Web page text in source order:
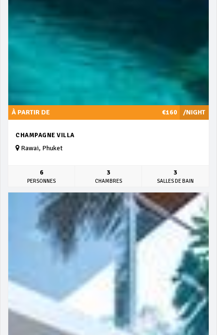
/NIGHT
À PARTIR DE €160
CHAMPAGNE VILLA
Rawai, Phuket
6
PERSONNES
3
CHAMBRES
3
SALLES DE BAIN